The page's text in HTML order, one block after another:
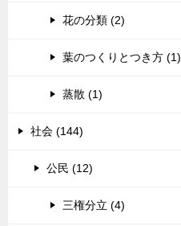
花の分類 (2)
葉のつくりとつき方 (1)
蒸散 (1)
社会 (144)
公民 (12)
三権分立 (4)